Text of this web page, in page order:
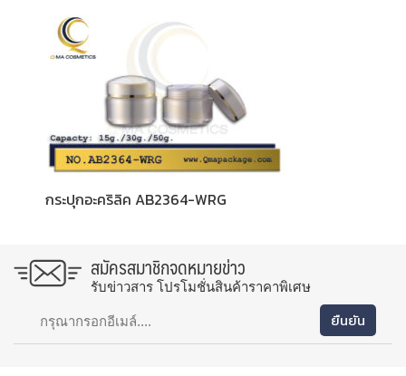
กระปุกอะคริลิค AB2364-WRG
สมัครสมาชิกจดหมายข่าว
รับข่าวสาร โปรโมชั่นสินค้าราคาพิเศษ